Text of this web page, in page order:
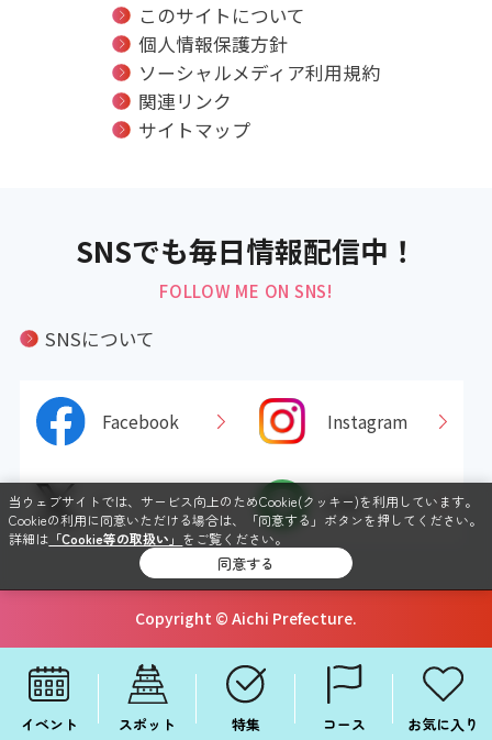
このサイトについて
個人情報保護方針
ソーシャルメディア利用規約
関連リンク
サイトマップ
SNSでも毎日情報配信中！
FOLLOW ME ON SNS!
SNSについて
Facebook Instagram
X LINE
Copyright © Aichi Prefecture.
イベント スポット 特集 コース お気に入り
当ウェブサイトでは、サービス向上のためCookie(クッキー)を利用しています。
Cookieの利用に同意いただける場合は、「同意する」ボタンを押してください。
詳細は 「Cookie等の取扱い」 をご覧ください。
同意する